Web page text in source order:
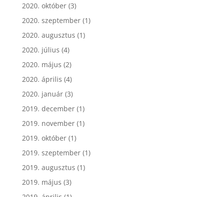
2020. október(3)
2020. szeptember(1)
2020. augusztus (1)
2020. július (4)
2020. május (2)
2020. április (4)
2020. január(3)
2019. december(1)
2019. november(1)
2019. október(1)
2019. szeptember(1)
2019. augusztus (1)
2019. május (3)